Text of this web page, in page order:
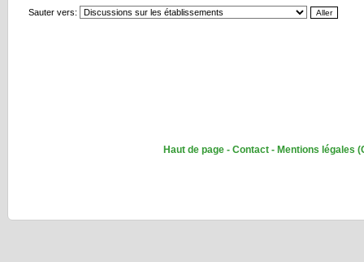
Sauter vers:
Haut de page -Contact -Mentions légales